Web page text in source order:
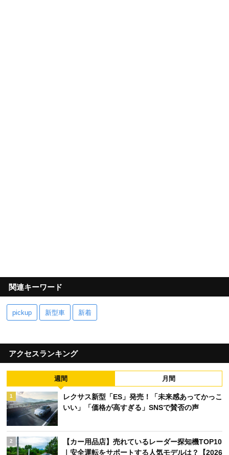
関連キーワード
pickup 新型車 新着
アクセスランキング
週間 月間
1
レクサス新型「ES」発売！「未来感あってかっこ
いい」「価格が高すぎる」SNSで賛否の声
2
【カー用品店】売れているレーダー探知機TOP10
｜安全運転をサポートする人気モデルは？【2026